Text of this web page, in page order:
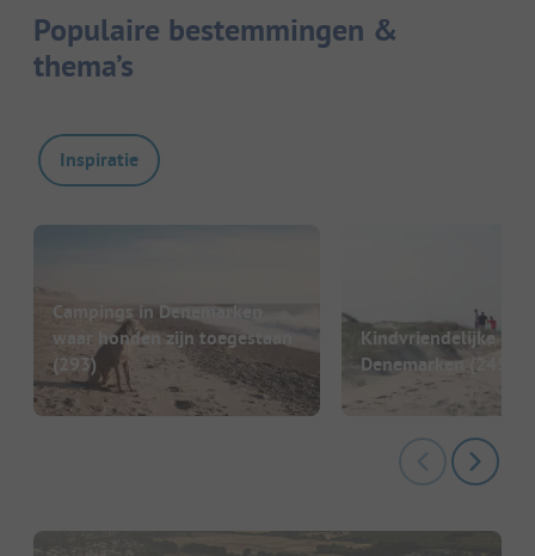
Populaire bestemmingen &
thema’s
Inspiratie
Campings in Denemarken
waar honden zijn toegestaan
(293)
Kindvriendelijke
Denemarken